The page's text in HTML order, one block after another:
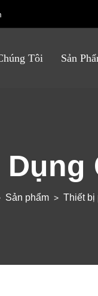
Tôi Sản
Dụng
Sản phẩm > Thiết bị